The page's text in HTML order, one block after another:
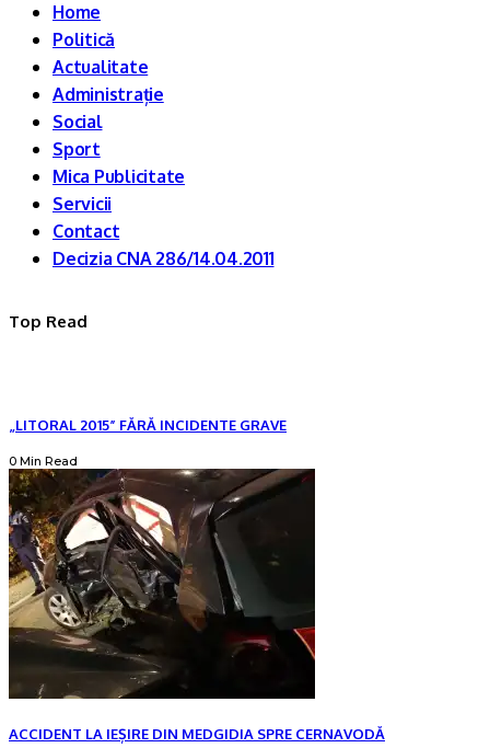
Home
Politică
Actualitate
Administrație
Social
Sport
Mica Publicitate
Servicii
Contact
Decizia CNA 286/14.04.2011
Top Read
„LITORAL 2015” FĂRĂ INCIDENTE GRAVE
0 Min Read
ACCIDENT LA IEȘIRE DIN MEDGIDIA SPRE CERNAVODĂ